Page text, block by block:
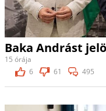
Baka Andrást
15 órája
6
61 495